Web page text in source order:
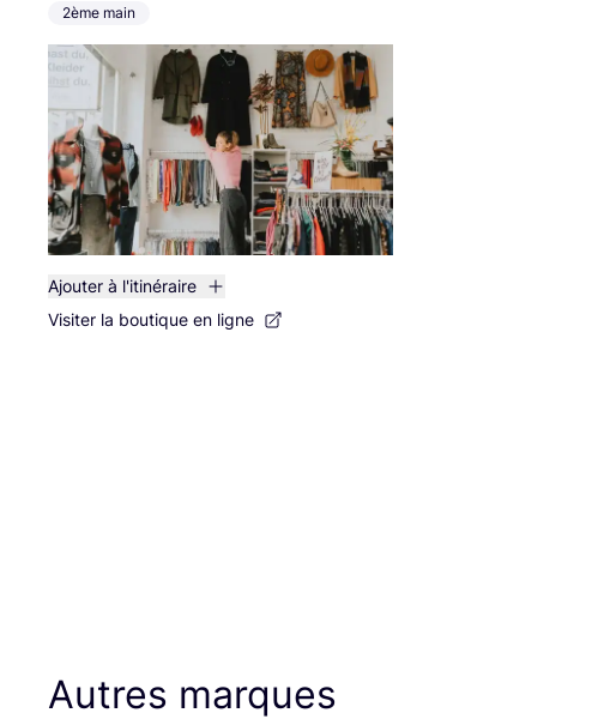
2ème main
Ajouter à l'itinéraire
Visiter la boutique en ligne
Autres marques